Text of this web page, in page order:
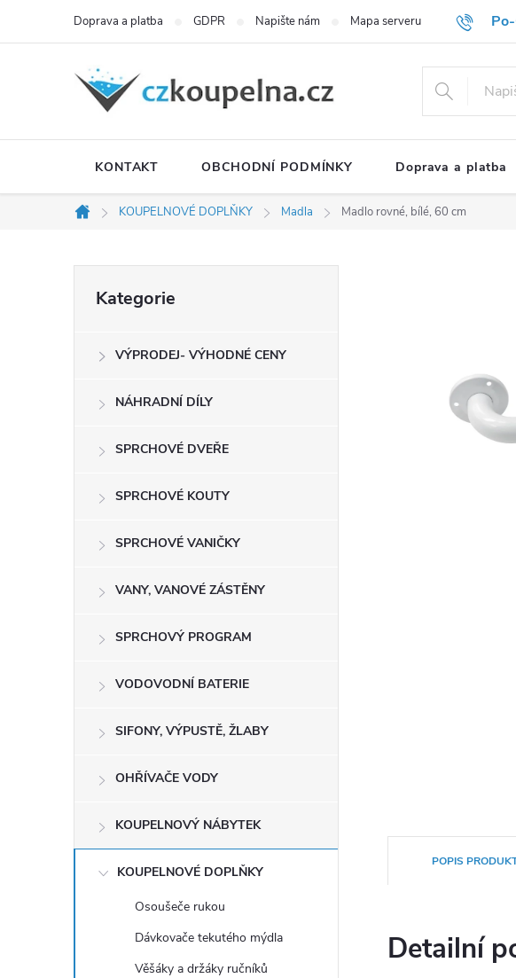
Doprava a platba GDPR Napište nám Mapa serveru Hodnocení
KONTAKT OBCHODNÍ PODMÍNKY Doprava a platba
Domů
KOUPELNOVÉ DOPLŇKY Madla Madlo rovné, bílé, 60 cm
l
kategorie
Kategorie
VÝPRODEJ- VÝHODNÉ CENY
NÁHRADNÍ DÍLY
SPRCHOVÉ DVEŘE
SPRCHOVÉ KOUTY
SPRCHOVÉ VANIČKY
VANY, VANOVÉ ZÁSTĚNY
SPRCHOVÝ PROGRAM
VODOVODNÍ BATERIE
SIFONY, VÝPUSTĚ, ŽLABY
OHŘÍVAČE VODY
KOUPELNOVÝ NÁBYTEK
KOUPELNOVÉ DOPLŇKY
Osoušeče rukou
Dávkovače tekutého mýdla
Věšáky a držáky ručníků
POPIS
Detailní